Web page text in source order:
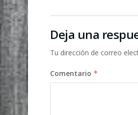
Deja una
Tu dirección de correo
Comentario *